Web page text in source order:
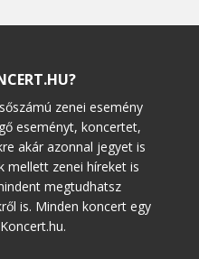
zenei esemény
eseményt, koncertet,
akár azonnal jegyet is
mellett zenei híreket is
megtudhatsz
is. Minden koncert egy